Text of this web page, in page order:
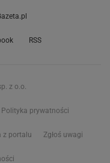
RSS
z o.o.
Polityka prywatności
z portalu Zgłoś uwagi